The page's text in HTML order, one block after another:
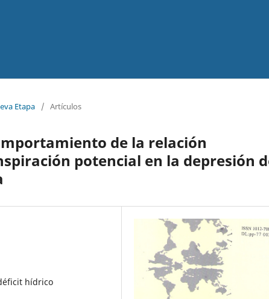
Etapa / Artículos
de la relación
potencial en la depresión
hídrico